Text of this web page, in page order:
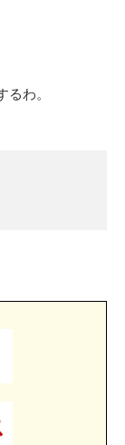
わ。